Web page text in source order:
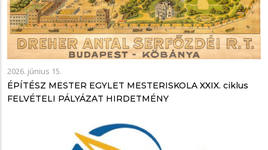
2026. június 15.
ÉPÍTÉSZ MESTER EGYLET MESTERISKOLA XXIX. ciklus
FELVÉTELI PÁLYÁZAT HIRDETMÉNY